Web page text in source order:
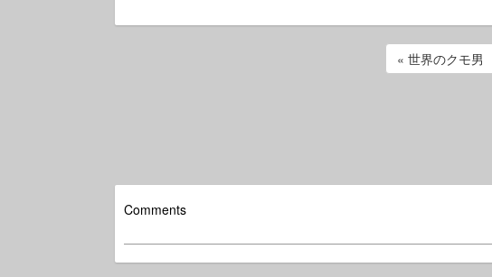
« 世界のクモ男
Comments